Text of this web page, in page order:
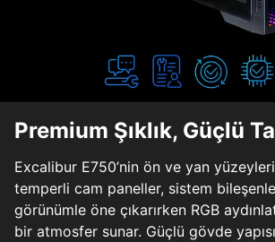
Premium Şıklık, Güçlü
Excalibur E750’nin ön ve yan
temperli cam paneller, sistem
görünümle öne çıkarırken RGB
bir atmosfer sunar. Güçlü gövde